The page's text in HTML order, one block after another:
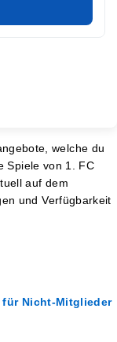
welche du
Spiele von 1. FC
auf dem
und Verfügbarkeit
Nicht-Mitglieder